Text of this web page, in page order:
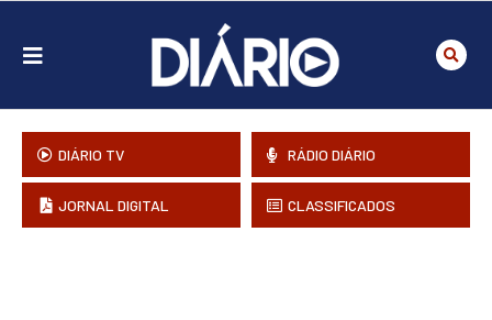
DIÁRIO TV RÁDIO DIÁRIO
JORNAL DIGITAL CLASSIFICADOS